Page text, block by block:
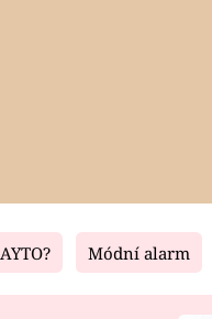
Living
AYTO? Módní alarm